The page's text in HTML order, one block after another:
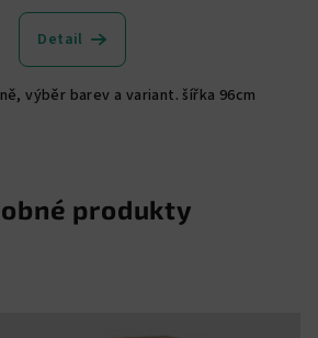
hodnocení
produktu
z
Detail
výběr barev a variant. šířka 96cm
produkty